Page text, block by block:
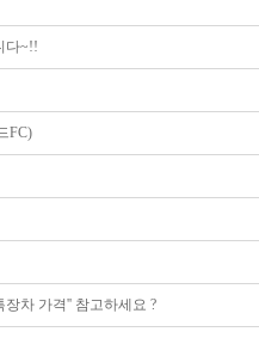
다~!!
FC)
장차 가격'' 참고하세요 ?